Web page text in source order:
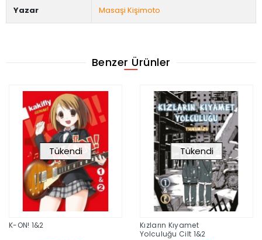
Yazar Masaşi Kişimoto
Benzer Ürünler
Tükendi
K-ON! 1&2
Tükendi
Kızların Kıyamet
Yolculuğu Cilt 1&2